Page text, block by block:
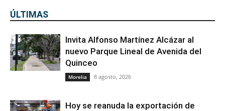
ÚLTIMAS
Invita Alfonso Martínez Alcázar al
nuevo Parque Lineal de Avenida del
Quinceo
Morelia 8 agosto, 2026
Hoy se reanuda la exportación de